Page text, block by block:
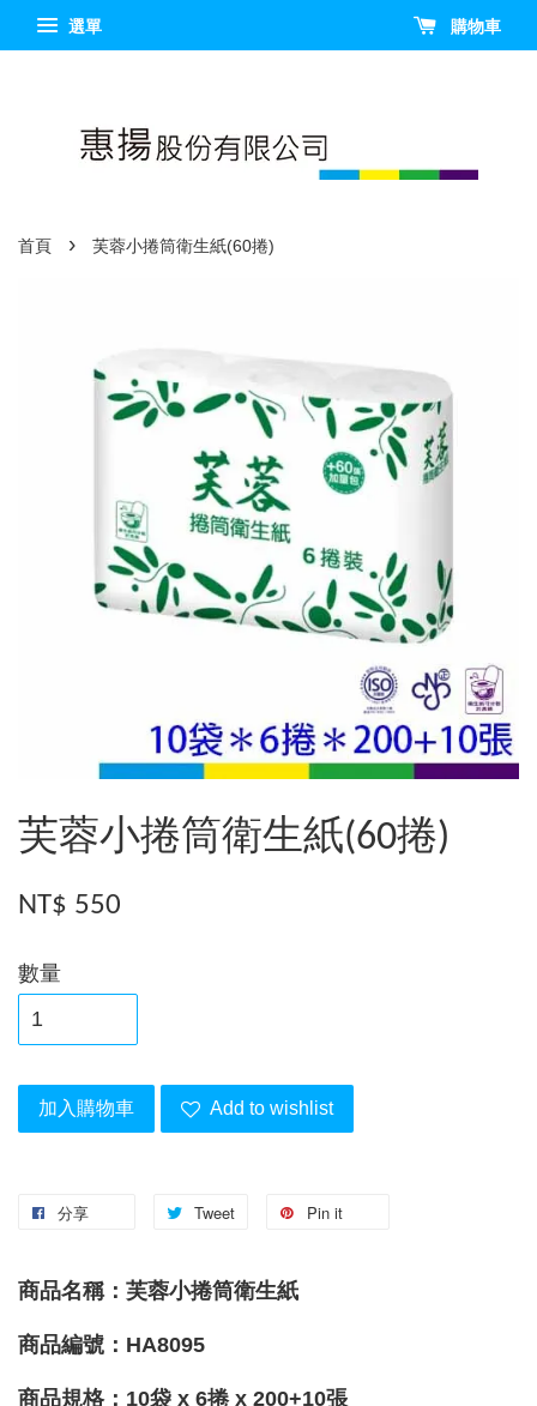
選單 購物車
首頁 › 芙蓉小捲筒衛生紙(60捲)
芙蓉小捲筒衛生紙(60捲)
NT$ 550
數量
加入購物車 Add to wishlist
分享 Tweet Pin it
商品名稱：芙蓉小捲筒衛生紙
商品編號：HA8095
商品規格：10袋 x 6捲 x 200+10張